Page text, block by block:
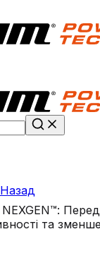
Назад
NEXGEN™:
та